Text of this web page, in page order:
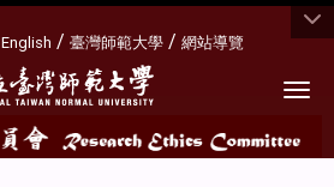
English / 臺灣師範大學 / 網站導覽